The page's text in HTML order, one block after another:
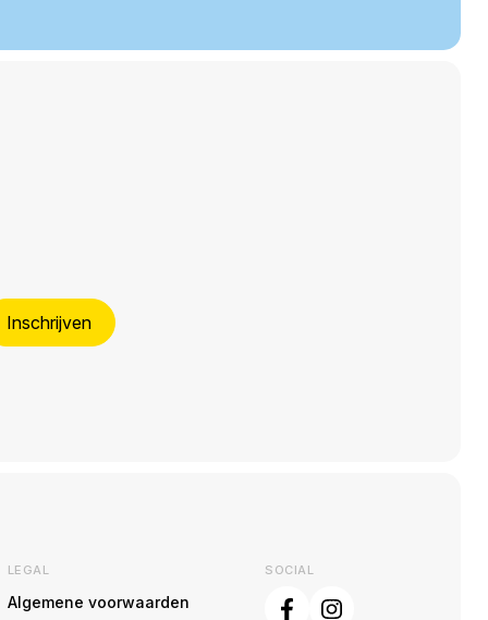
Inschrijven
LEGAL
Algemene voorwaarden
SOCIAL